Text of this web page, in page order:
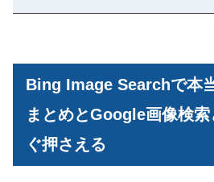
Bing Image Searchで本
まとめとGoogle画像検
ぐ押さえる